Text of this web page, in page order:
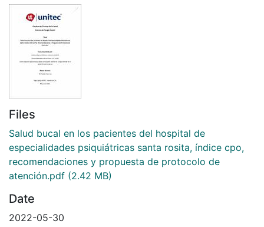
Files
Salud bucal en los pacientes del hospital de
especialidades psiquiátricas santa rosita, índice cpo,
recomendaciones y propuesta de protocolo de
atención.pdf (2.42 MB)
Date
2022-05-30